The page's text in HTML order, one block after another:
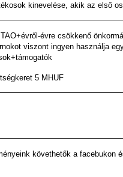
kinevelése, akik az első
évre csökkenő
viszont ingyen használja
5 MHUF
követhetők a facebukon